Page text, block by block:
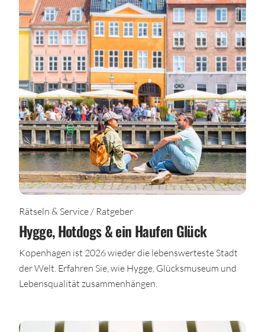
Rätseln & Service / Ratgeber
Hygge, Hotdogs & ein Haufen Glück
Kopenhagen ist 2026 wieder die lebenswerteste Stadt
der Welt. Erfahren Sie, wie Hygge, Glücksmuseum und
Lebensqualität zusammenhängen.